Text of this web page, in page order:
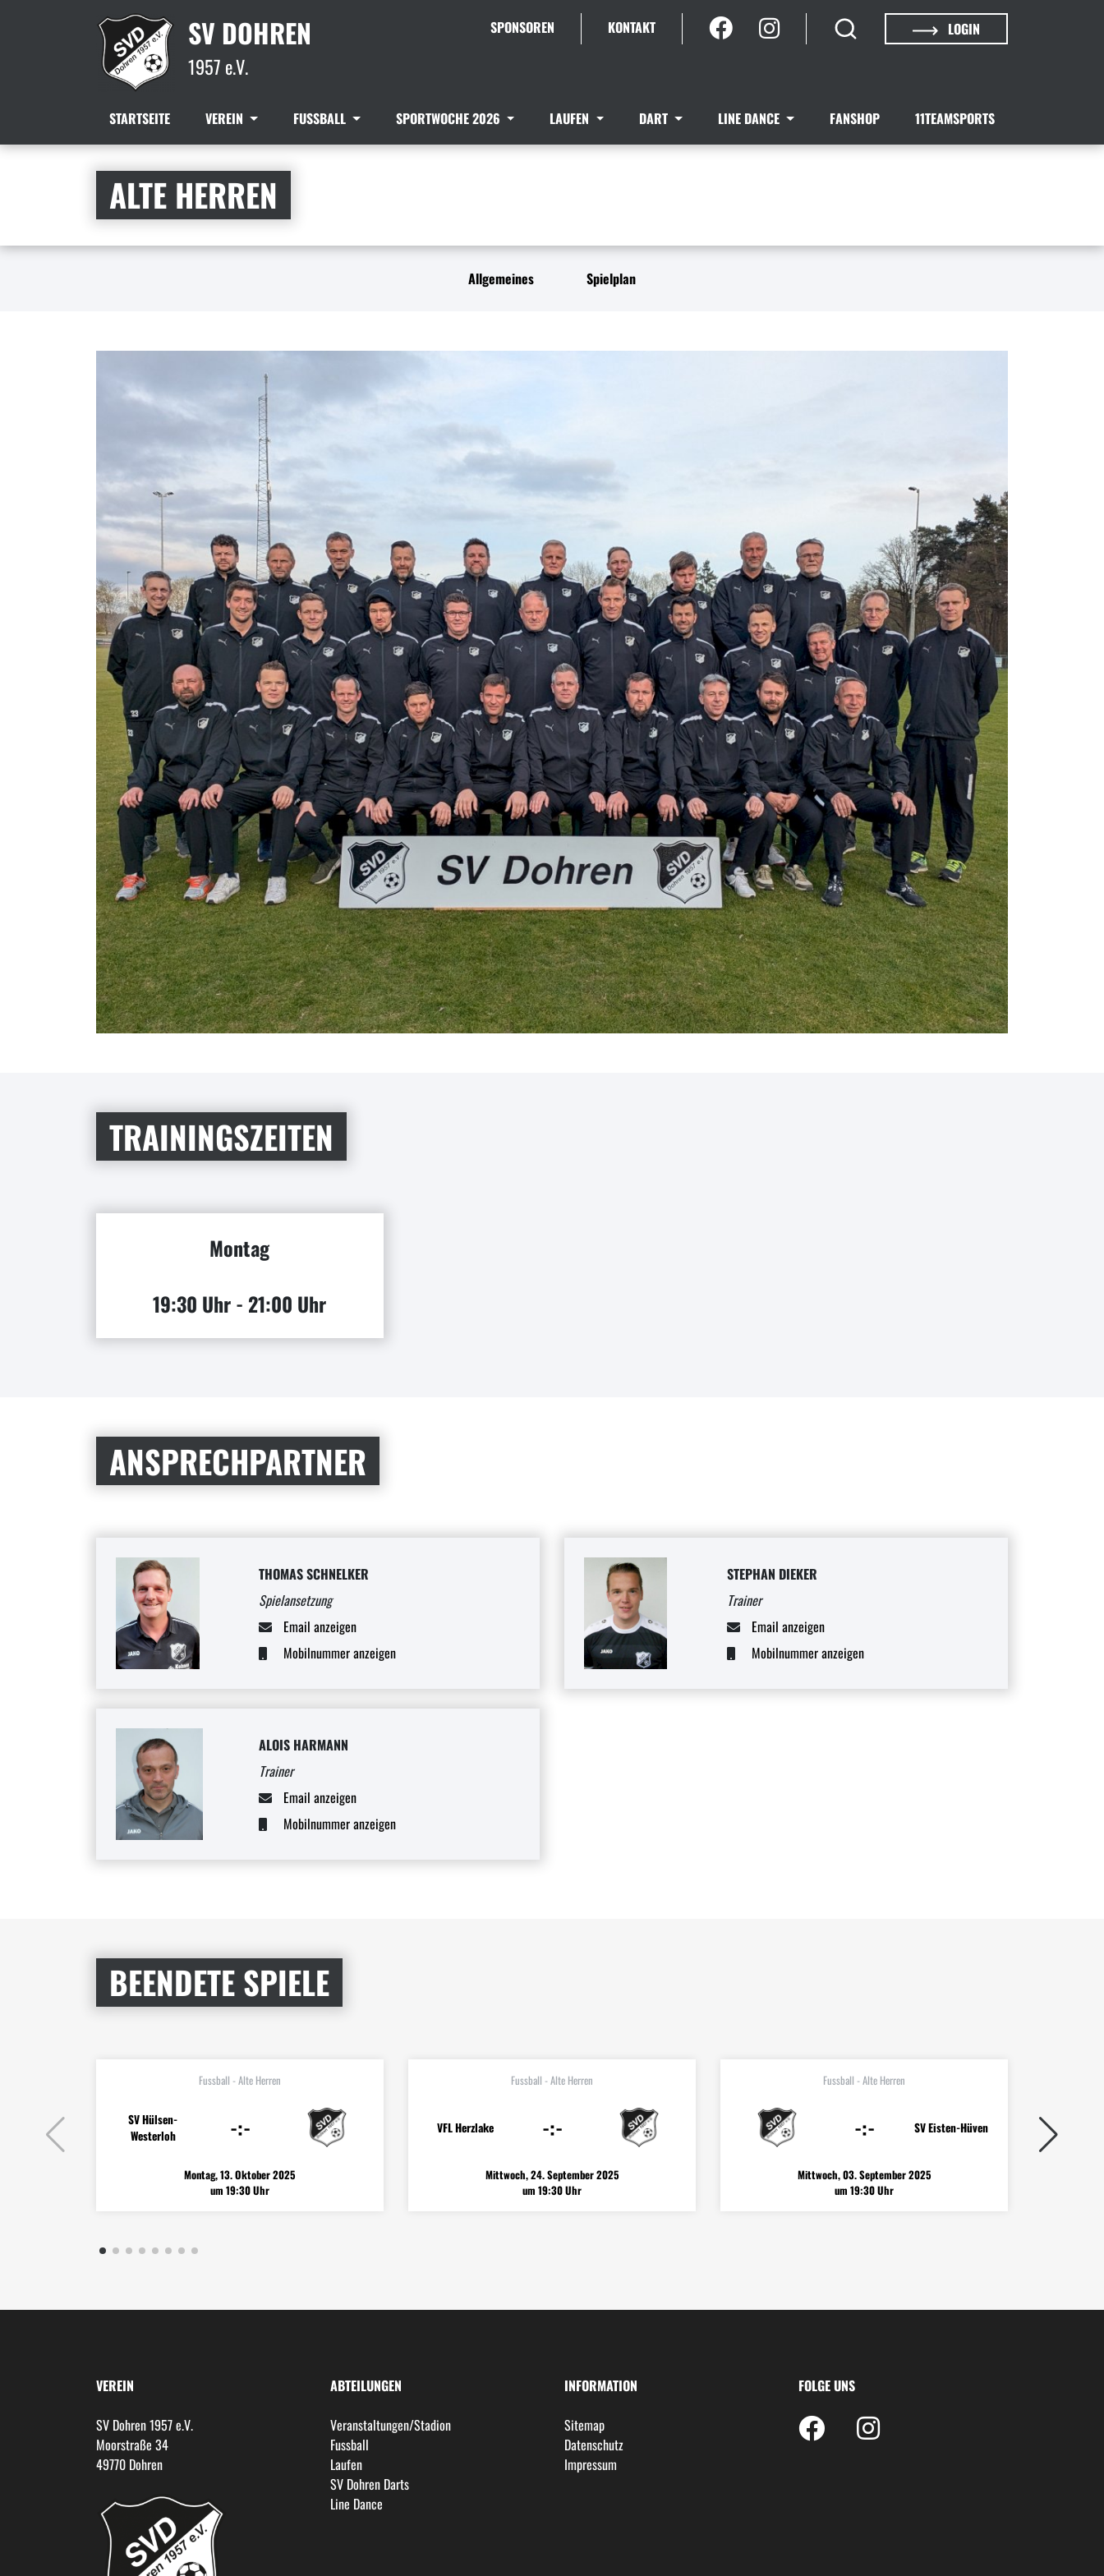
SV DOHREN
1957 e.V.
SPONSOREN KONTAKT LOGIN
STARTSEITE VEREIN FUSSBALL SPORTWOCHE 2026 LAUFEN DART LINE DANCE FANSHOP 11TEAMSPORTS
ALTE HERREN
Allgemeines Spielplan
TRAININGSZEITEN
Montag
19:30 Uhr - 21:00 Uhr
ANSPRECHPARTNER
THOMAS SCHNELKER
Spielansetzung
Email anzeigen
Mobilnummer anzeigen
STEPHAN DIEKER
Trainer
Email anzeigen
Mobilnummer anzeigen
ALOIS HARMANN
Trainer
Email anzeigen
Mobilnummer anzeigen
BEENDETE SPIELE
Fussball - Alte Herren
SV Hülsen-
Westerloh
-:-
Montag, 13. Oktober 2025
um 19:30 Uhr
Fussball - Alte Herren
VFL Herzlake -:-
Mittwoch, 24. September 2025
um 19:30 Uhr
Fussball - Alte Herren
-:- SV Eisten-Hüven
Mittwoch, 03. September 2025
um 19:30 Uhr
VEREIN
SV Dohren 1957 e.V.
Moorstraße 34
49770 Dohren
ABTEILUNGEN
Veranstaltungen/Stadion
Fussball
Laufen
SV Dohren Darts
Line Dance
INFORMATION
Sitemap
Datenschutz
Impressum
FOLGE UNS